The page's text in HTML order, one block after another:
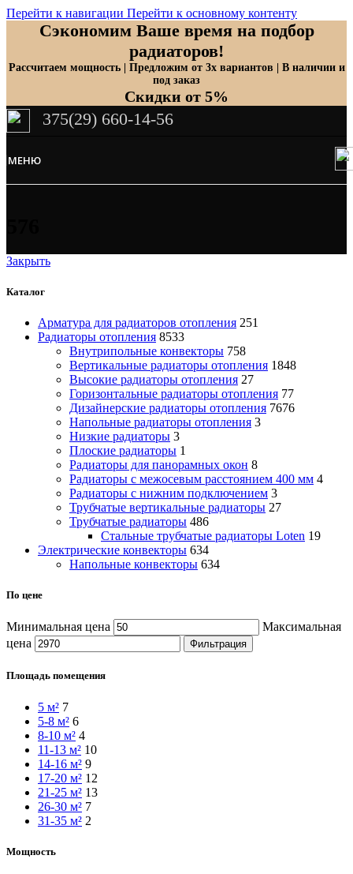
Перейти к навигации Перейти к основному контенту
Сэкономим Ваше время на подбор
радиаторов!
Рассчитаем мощность | Предложим от 3х вариантов | В наличии и
под заказ
Скидки от 5%
375(29) 660-14-56
МЕНЮ
Закрыть
Каталог
Арматура для радиаторов отопления 251
Радиаторы отопления 8533
Внутрипольные конвекторы 758
Вертикальные радиаторы отопления 1848
Высокие радиаторы отопления 27
Горизонтальные радиаторы отопления 77
Дизайнерские радиаторы отопления 7676
Напольные радиаторы отопления 3
Низкие радиаторы 3
Плоские радиаторы 1
Радиаторы для панорамных окон 8
Радиаторы с межосевым расстоянием 400 мм 4
Радиаторы с нижним подключением 3
Трубчатые вертикальные радиаторы 27
Трубчатые радиаторы 486
Cтальные трубчатые радиаторы Loten 19
Электрические конвекторы 634
Напольные конвекторы 634
По цене
Минимальная цена
Максимальная
цена
Фильтрация
Площадь помещения
5 м² 7
5-8 м² 6
8-10 м² 4
11-13 м² 10
14-16 м² 9
17-20 м² 12
21-25 м² 13
26-30 м² 7
31-35 м² 2
Мощность